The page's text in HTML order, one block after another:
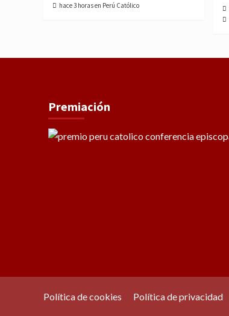
hace 3 horas en Perú Católico
Premiación
Política de cookies Política de privacidad